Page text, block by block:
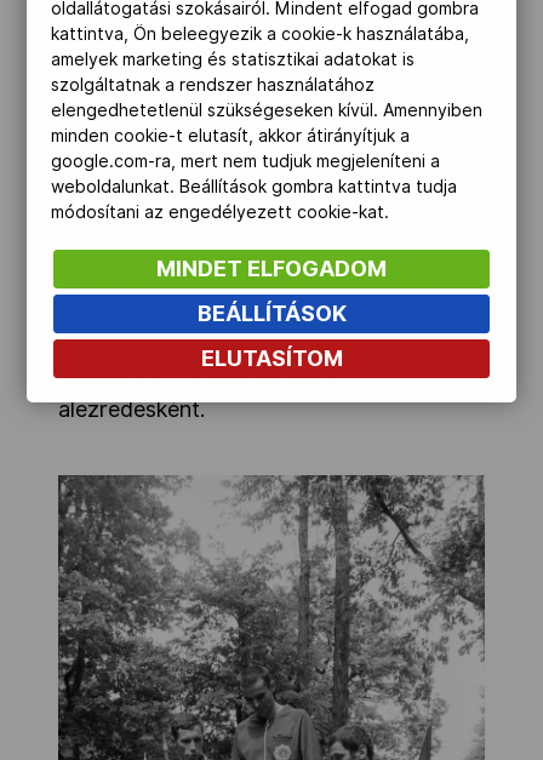
tagjaként. A hetvenes években –
egyéniben vagy csapatban – tízszer
állhatott a magyar bajnoki dobogó
valamely fokára, kétszer annak is a
tetejére.
Még aktív sportolóként tanult
elkezdte, de utóbbit végül nem fejezte be.
Az olimpia évében hivatásos katona lett,
majd a Néphadsereg című lapjánál volt
újságíró; 1992-ben szerelt le
alezredesként.
oldallátogatási szokásairól. Mindent elfogad gombra
kattintva, Ön beleegyezik a cookie-k használatába,
amelyek marketing és statisztikai adatokat is
szolgáltatnak a rendszer használatához
elengedhetetlenül szükségeseken kívül. Amennyiben
minden cookie-t elutasít, akkor átirányítjuk a
google.com-ra, mert nem tudjuk megjeleníteni a
weboldalunkat. Beállítások gombra kattintva tudja
módosítani az engedélyezett cookie-kat.
MINDET ELFOGADOM
BEÁLLÍTÁSOK
ELUTASÍTOM